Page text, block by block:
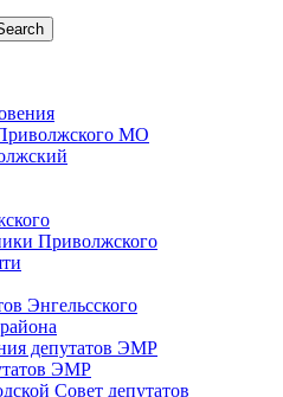
МО
Приволжского
Энгельсского
депутатов ЭМР
ЭМР
Совет депутатов